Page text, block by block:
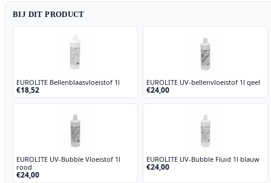
BIJ DIT PRODUCT
EUROLITE Bellenblaasvloeistof 1l
€18,52
EUROLITE UV-bellenvloeistof 1l geel
€24,00
EUROLITE UV-Bubble Vloeistof 1l
rood
€24,00
EUROLITE UV-Bubble Fluid 1l blauw
€24,00